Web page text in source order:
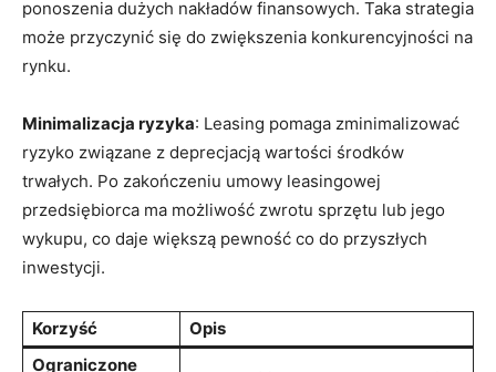
ponoszenia dużych ‍nakładów⁤ finansowych. Taka strategia​
może przyczynić się do zwiększenia konkurencyjności ⁣na
rynku.
Minimalizacja ryzyka: Leasing pomaga​ zminimalizować
ryzyko związane z​ deprecjacją wartości środków
trwałych. Po ‍zakończeniu umowy leasingowej
przedsiębiorca ma ​możliwość zwrotu sprzętu lub jego
wykupu, co daje większą⁣ pewność co ⁢do przyszłych
inwestycji.
Korzyść
Opis
Ograniczone